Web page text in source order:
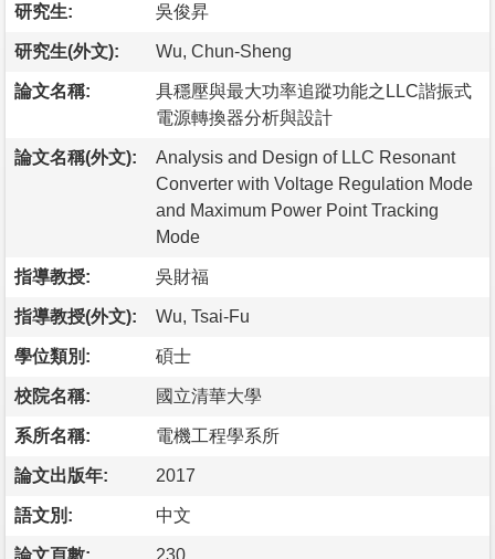
研究生: 吳俊昇
研究生(外文): Wu, Chun-Sheng
論文名稱:
具穩壓與最大功率追蹤功能之LLC諧振式
電源轉換器分析與設計
論文名稱(外文):
Analysis and Design of LLC Resonant
Converter with Voltage Regulation Mode
and Maximum Power Point Tracking
Mode
指導教授: 吳財福
指導教授(外文): Wu, Tsai-Fu
學位類別: 碩士
校院名稱: 國立清華大學
系所名稱: 電機工程學系所
論文出版年: 2017
語文別: 中文
論文頁數: 230